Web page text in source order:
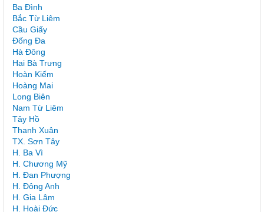
Ba Đình
Bắc Từ Liêm
Cầu Giấy
Đống Đa
Hà Đông
Hai Bà Trưng
Hoàn Kiếm
Hoàng Mai
Long Biên
Nam Từ Liêm
Tây Hồ
Thanh Xuân
TX. Sơn Tây
H. Ba Vì
H. Chương Mỹ
H. Đan Phượng
H. Đông Anh
H. Gia Lâm
H. Hoài Đức